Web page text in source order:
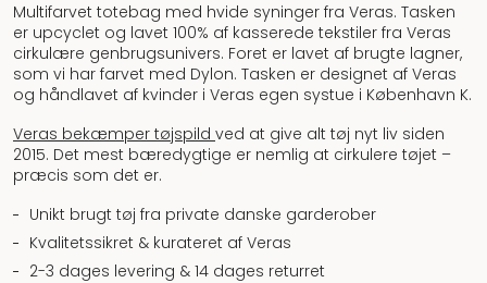
Multifarvet totebag med hvide syninger fra Veras. Tasken
er upcyclet og lavet 100% af kasserede tekstiler fra Veras
cirkulære genbrugsunivers. Foret er lavet af brugte lagner,
som vi har farvet med Dylon. Tasken er designet af Veras
og håndlavet af kvinder i Veras egen systue i København K.
Veras bekæmper tøjspild ved at give alt tøj nyt liv siden
2015. Det mest bæredygtige er nemlig at cirkulere tøjet –
præcis som det er.
Unikt brugt tøj fra private danske garderober
Kvalitetssikret & kurateret af Veras
2-3 dages levering & 14 dages returret